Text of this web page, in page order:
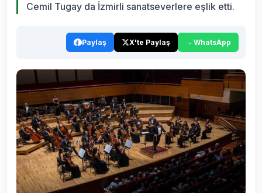
Cemil Tugay da İzmirli sanatseverlere eşlik etti.
Paylaş X'te Paylaş WhatsApp